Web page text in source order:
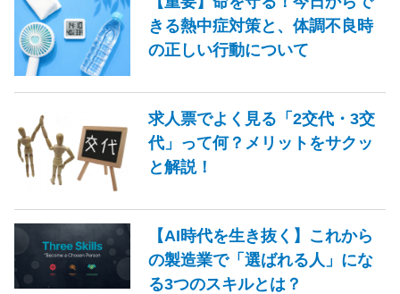
きる熱中症対策と、体調不良時
の正しい行動について
求人票でよく見る「2交代・3交
代」って何？メリットをサクッ
と解説！
【AI時代を生き抜く】これから
の製造業で「選ばれる人」にな
る3つのスキルとは？